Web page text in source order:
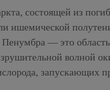
состоящей из
ишемической
— это
волной
запускающих